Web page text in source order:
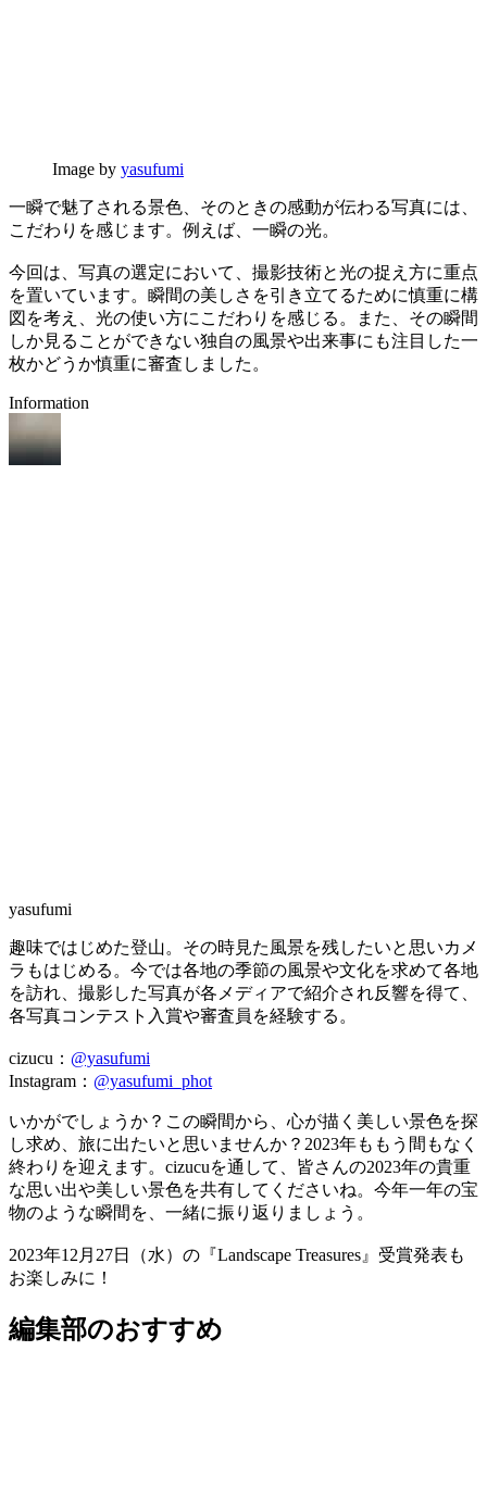
Image by yasufumi
一瞬で魅了される景色、そのときの感動が伝わる写真には、
こだわりを感じます。例えば、一瞬の光。
今回は、写真の選定において、撮影技術と光の捉え方に重点
を置いています。瞬間の美しさを引き立てるために慎重に構
図を考え、光の使い方にこだわりを感じる。また、その瞬間
しか見ることができない独自の風景や出来事にも注目した一
枚かどうか慎重に審査しました。
Information
yasufumi
趣味ではじめた登山。その時見た風景を残したいと思いカメ
ラもはじめる。今では各地の季節の風景や文化を求めて各地
を訪れ、撮影した写真が各メディアで紹介され反響を得て、
各写真コンテスト入賞や審査員を経験する。
cizucu： @yasufumi
Instagram： @yasufumi_phot
いかがでしょうか？この瞬間から、心が描く美しい景色を探
し求め、旅に出たいと思いませんか？2023年ももう間もなく
終わりを迎えます。cizucuを通して、皆さんの2023年の貴重
な思い出や美しい景色を共有してくださいね。今年一年の宝
物のような瞬間を、一緒に振り返りましょう。
2023年12月27日（水）の『Landscape Treasures』受賞発表も
お楽しみに！
編集部のおすすめ